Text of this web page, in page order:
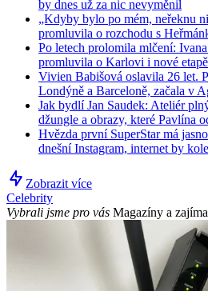
by dnes už za nic nevyměnil
„Kdyby bylo po mém, neřeknu
promluvila o rozchodu s
Po letech prolomila mlčení:
promluvila o Karlovi i nové etapě
Vivien Babišová oslavila 26 let.
Londýně a Barceloně, začala v
Jak bydlí Jan Saudek: Ateliér
džungle a obrazy, které Pavlína
Hvězda první SuperStar má
dnešní Instagram, internet by
Zobrazit více
Celebrity
Vybrali jsme pro vás Magazíny a